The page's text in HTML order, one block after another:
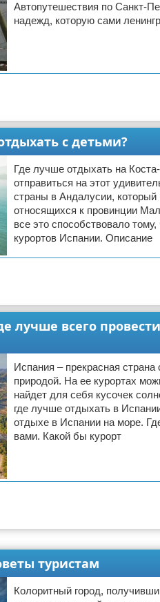
Автопутешествия по Санкт-
надежд, которую сами
с детьми?
Где лучше отдыхать на
отправиться на этот
страны в Андалусии, который
относящихся к провинции
все это способствовало
курортов Испании. Описание
лучше всего
Испания – прекрасная
природой. На ее курортах
найдет для себя кусочек
где лучше отдыхать в
отдыхе в Испании на море.
вами. Какой бы курорт
туристам
Колоритный город,